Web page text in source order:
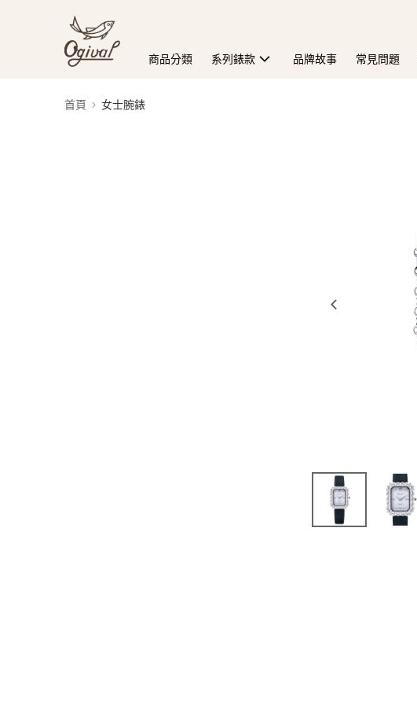
商品分類 系列錶款 品牌故事 常見問題
首頁 女士腕錶